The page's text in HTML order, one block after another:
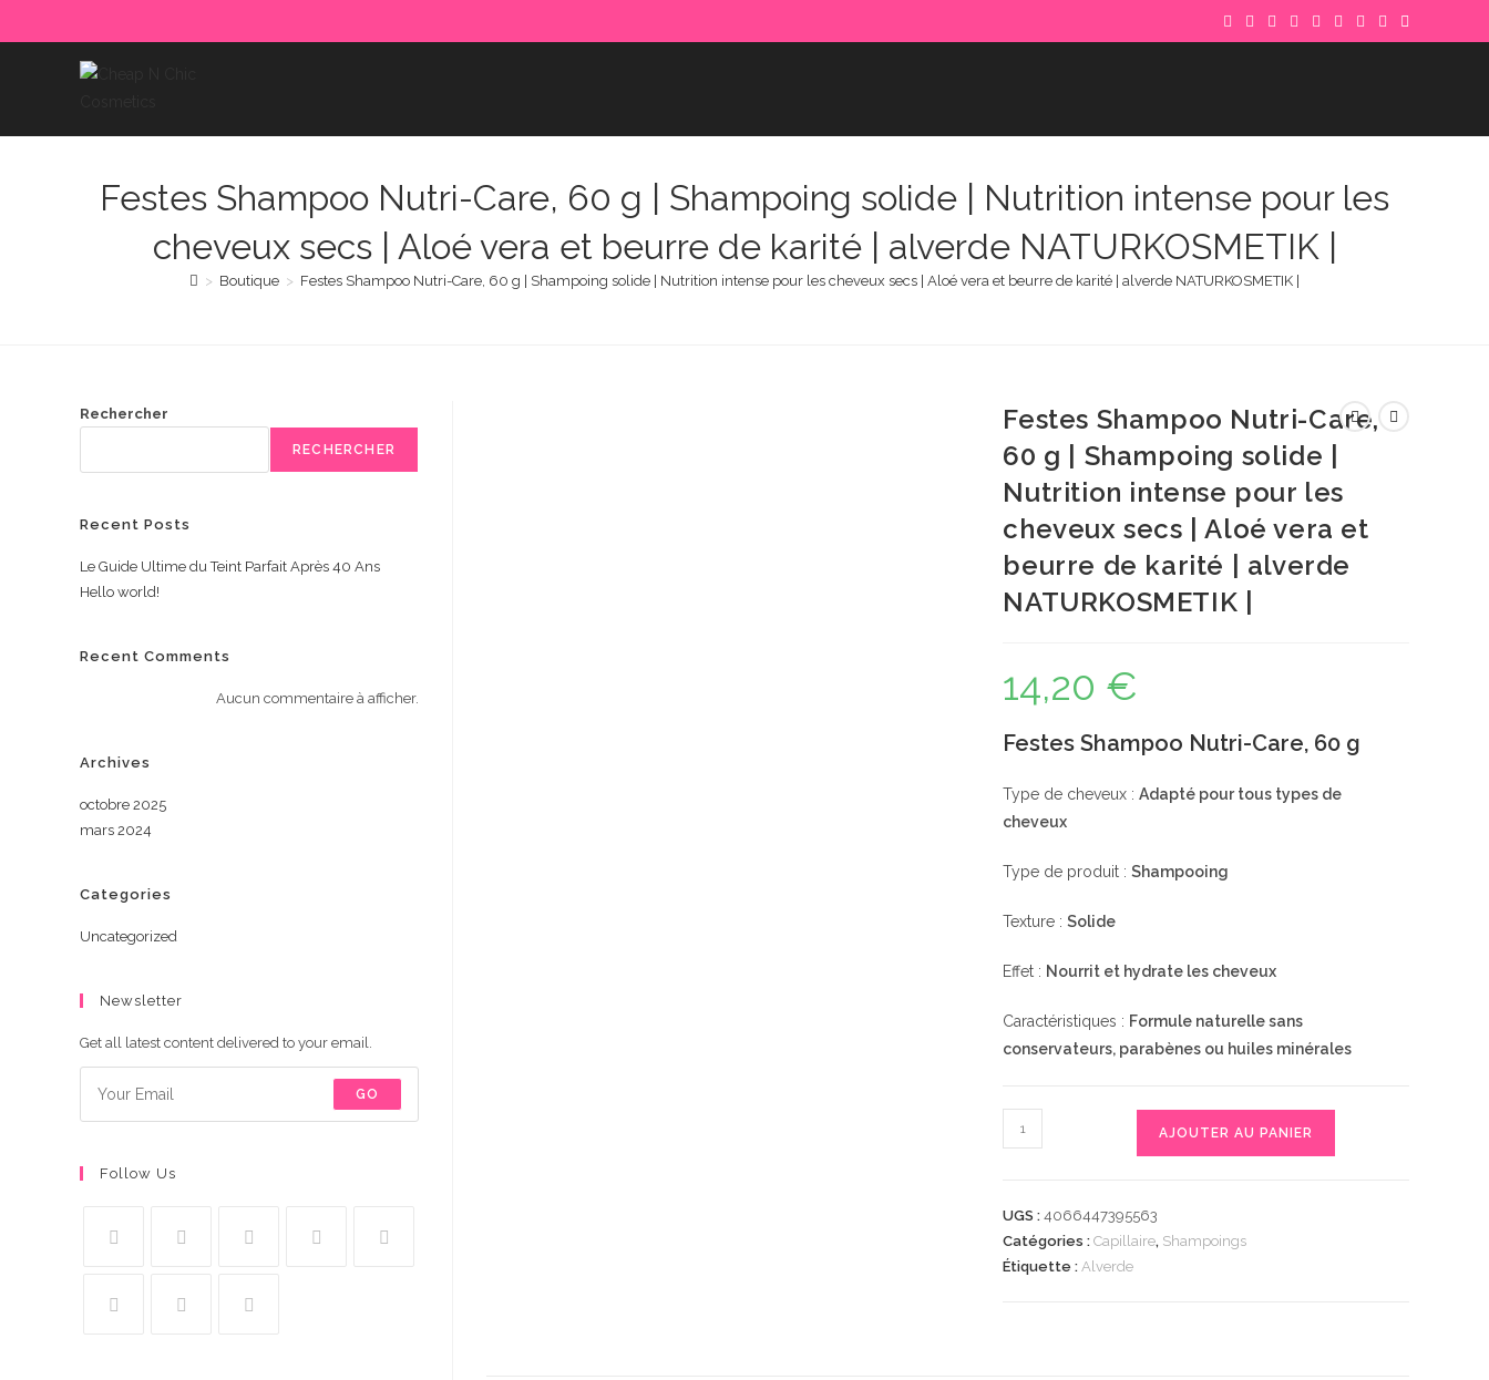
to
Festes Shampoo Nutri-Care, 60 g | Shampoing solide | Nutrition intense pour les
cheveux secs | Aloé vera et beurre de karité | alverde NATURKOSMETIK |
> Boutique > Festes Shampoo Nutri-Care, 60 g | Shampoing solide | Nutrition intense pour les cheveux secs | Aloé vera et beurre de karité | alverde NATURKOSMETIK |
Festes Shampoo Nutri-Care,
60 g | Shampoing solide |
Nutrition intense pour les
cheveux secs | Aloé vera et
beurre de karité | alverde
NATURKOSMETIK |
14,20 €
Festes Shampoo Nutri-Care, 60 g
Type de cheveux :Adapté pour tous types de
cheveux
Type de produit :Shampooing
Texture :Solide
Effet : Nourrit et hydrate les cheveux
Caractéristiques : Formule naturelle sans
conservateurs, parabènes ou huiles minérales
de
Nutri-
Care,
AJOUTER AU PANIER
UGS :4066447395563
Catégories :Capillaire, Shampoings
Étiquette :Alverde
Rechercher
RECHERCHER
Recent Posts
Le Guide Ultime du Teint Parfait Après 40 Ans
Hello world!
Recent Comments
Aucun commentaire à afficher.
Archives
octobre 2025
mars 2024
Categories
Uncategorized
Newsletter
Get all latest content delivered to your email.
GO
Follow Us